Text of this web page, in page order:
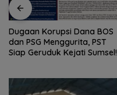
Dugaan Korupsi Dana BOS
dan PSG Menggurita, PST
Siap Geruduk Kejati Sumsel!